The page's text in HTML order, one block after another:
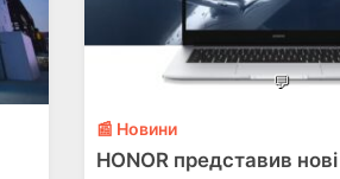
💬
📰 Новини
HONOR представив